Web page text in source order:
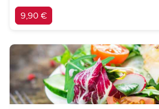
9,90 €